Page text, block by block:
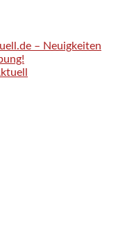
– Neuigkeiten